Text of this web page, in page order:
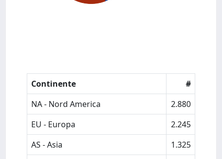
Continente
#
NA - Nord America
2.880
EU - Europa
2.245
AS - Asia
1.325